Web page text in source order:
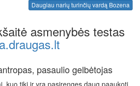
Daugiau narių turinčių vardą Bozena
asmenybės testas
pasaulio gelbėtojas